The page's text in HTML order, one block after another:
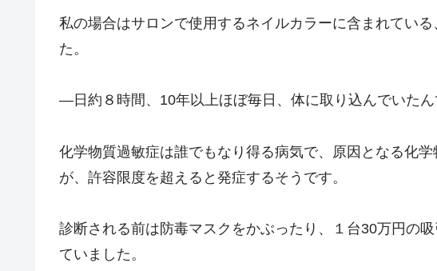
私の場合はサロンで使用するネイルカラーに含まれてい
た。
―日約８時間、10年以上ほぼ毎日、体に取り込んでいたん
化学物質過敏症は誰でもなり得る病気で、原因となる化
が、許容限度を超えると発症するそうです。
診断される前は防毒マスクをかぶったり、１台30万円の
ていました。